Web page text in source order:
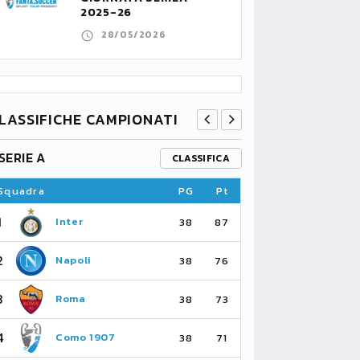
2025-26
28/05/2026
CAMPIONATI
SERIE A CLASSIFICA
PG Pt
Inter 38 87
Napoli 38 76
Roma 38 73
Como 1907 38 71